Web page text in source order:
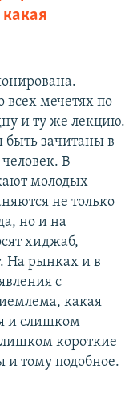
мечетях по
и ту же лекцию.
зачитаны в
В
молодых
не только
но и на
хиджаб,
На рынках и в
с
какая
и слишком
короткие
тому подобное.